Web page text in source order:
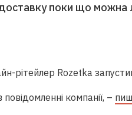
поки що можна
рітейлер Rozetka
компанії, –